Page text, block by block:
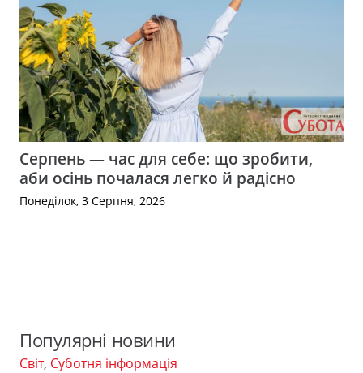
Серпень — час для себе: що зробити,
аби осінь почалася легко й радісно
Понеділок, 3 Серпня, 2026
Популярні новини
Світ, Суботня інформація